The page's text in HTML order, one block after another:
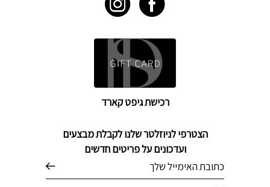
הצטרפי לניוזלטר שלנו לקבלת מבצעים
ועדכונים על פריטים חדשים
רכישת גיפט קארד